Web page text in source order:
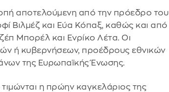
αποτελούμενη από την πρόεδρο του
Βιλμέζ και Εύα Κόπαξ, καθώς και από
Μπορέλ και Ενρίκο Λέτα. Οι
ή κυβερνήσεων, προέδρους εθνικών
της Ευρωπαϊκής Ένωσης.
η πρώην καγκελάριος της